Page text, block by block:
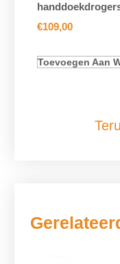
€109,00
Toevoegen Aan